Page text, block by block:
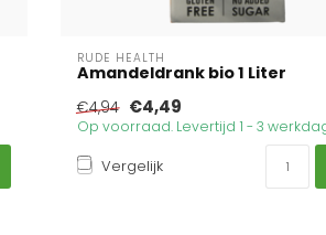
RUDE HEALTH
Amandeldrank bio 1 Liter
€4,94 €4,49
Op voorraad. Levertijd 1 - 3
Vergelijk